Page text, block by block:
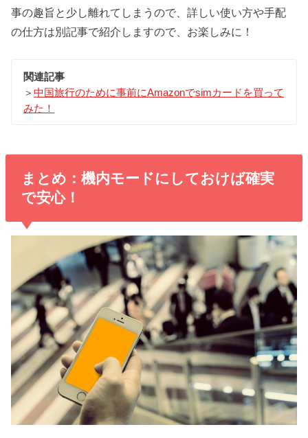
事の趣旨と少し離れてしまうので、詳しい使い方や手配
の仕方は別記事で紹介しますので、お楽しみに！
関連記事
＞中国旅行のために事前にAmazonでsimカードを買って
みた！
まとめ：機内モードにしておけば確実
で安心！